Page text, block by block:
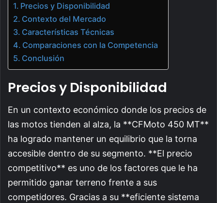
Precios y Disponibilidad
Contexto del Mercado
Características Técnicas
Comparaciones con la Competencia
Conclusión
Precios y Disponibilidad
En un contexto económico donde los precios de
las motos tienden al alza, la **CFMoto 450 MT**
ha logrado mantener un equilibrio que la torna
accesible dentro de su segmento. **El precio
competitivo** es uno de los factores que le ha
permitido ganar terreno frente a sus
competidores. Gracias a su **eficiente sistema